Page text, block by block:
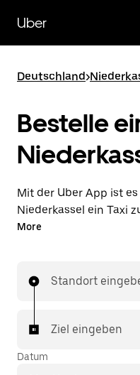
zum
Hauptinhalt
Uber
Deutschland>
Bestelle
Mit der Uber App ist
Niederkassel ein Taxi
Schritten ein Taxi und
nächste Taxifahrt in
More
Standort
Ziel eingeben
Datum